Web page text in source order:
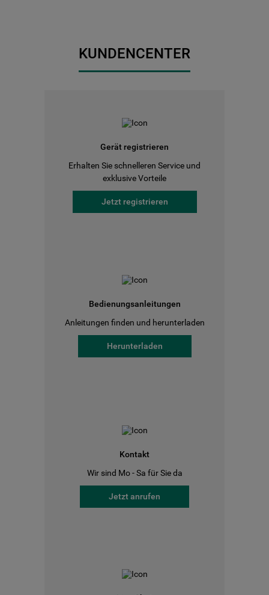
KUNDENCENTER
Gerät registrieren
Erhalten Sie schnelleren Service und
exklusive Vorteile
Jetzt registrieren
Bedienungsanleitungen
Anleitungen finden und herunterladen
Herunterladen
Kontakt
Wir sind Mo - Sa für Sie da
Jetzt anrufen